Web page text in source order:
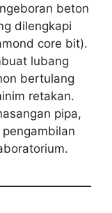
beton
dilengkapi
core bit).
lubang
bertulang
retakan.
pipa,